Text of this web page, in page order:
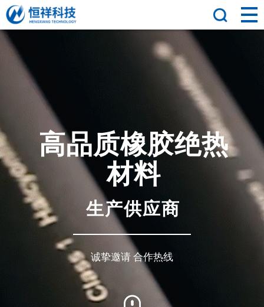
高品质橡胶绝热
材料
生产供应商
诚挚邀请 合作热线